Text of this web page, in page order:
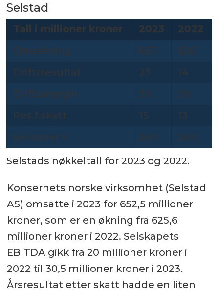
Selstad
Tall i millioner kroner 2023
2022
Omsetning
653
626
Driftsresultat
23
14
Driftsmargin
3%
2%
Res.f.skatt
15
13
EK-andel %
26% 26%
Selstads nøkkeltall for 2023 og 2022.
Konsernets norske virksomhet (Selstad
AS) omsatte i 2023 for 652,5 millioner
kroner, som er en økning fra 625,6
millioner kroner i 2022. Selskapets
EBITDA gikk fra 20 millioner kroner i
2022 til 30,5 millioner kroner i 2023.
Årsresultat etter skatt hadde en liten